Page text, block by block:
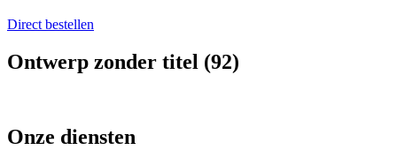
Direct bestellen
Ontwerp zonder titel (92)
Onze diensten